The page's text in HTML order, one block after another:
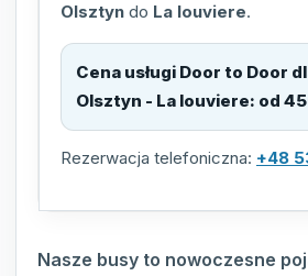
Olsztyn do La louviere.
Cena usługi Door to Door
Olsztyn - La louviere: od
Rezerwacja telefoniczna: +48
Nasze busy to nowoczesne